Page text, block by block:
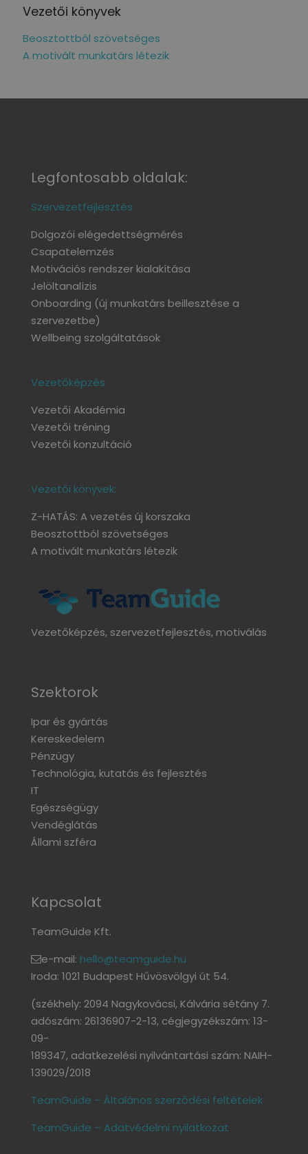
Vezetői könyvek
Beosztottból szövetséges
A motivált munkatárs létezik
Legfontosabb oldalak:
Szervezetfejlesztés
Dolgozói elégedettségmérés
Csapatelemzés
Motivációs rendszer kialakítása
Jelöltanalízis
Onboarding (új munkatárs beillesztése a
szervezetbe)
Wellbeing szolgáltatások
Vezetőképzés
Vezetői Akadémia
Vezetői tréning
Vezetői konzultáció
Vezetői könyvek:
Z-HATÁS: A vezetés új korszaka
Beosztottból szövetséges
A motivált munkatárs létezik
Vezetőképzés, szervezetfejlesztés, motiválás
Szektorok
Ipar és gyártás
Kereskedelem
Pénzügy
Technológia, kutatás és fejlesztés
IT
Egészségügy
Vendéglátás
Állami szféra
Kapcsolat
TeamGuide Kft.
e-mail: hello@teamguide.hu
Iroda: 1021 Budapest Hűvösvölgyi út 54.
(székhely: 2094 Nagykovácsi, Kálvária sétány 7.
adószám: 26136907-2-13, cégjegyzékszám: 13-
09-
189347, adatkezelési nyilvántartási szám: NAIH-
139029/2018
TeamGuide – Általános szerződési feltételek
TeamGuide – Adatvédelmi nyilatkozat